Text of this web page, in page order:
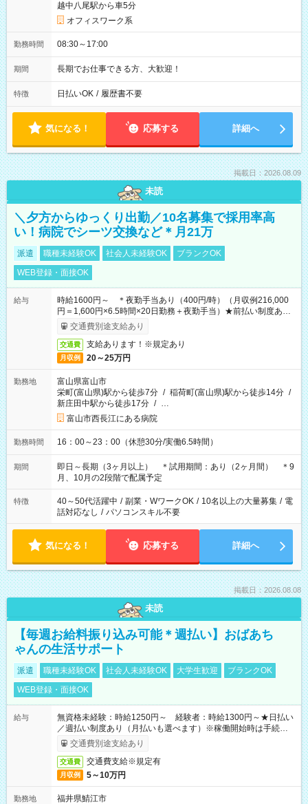
越中八尾駅から車5分
オフィスワーク系
勤務時間 08:30～17:00
期間 長期でお仕事できる方、大歓迎！
特徴 日払いOK / 履歴書不要
気になる！ 応募する 詳細へ
掲載日：2026.08.09
未読
＼夕方からゆっくり出勤／10名募集で採用率高
い！病院でシーツ交換など＊月21万
派遣 職種未経験OK 社会人未経験OK
ブランクOK
WEB登録・面接OK
給与
時給1600円～ ＊夜勤手当あり（400円/時）（月収例216,000
円＝1,600円×6.5時間×20日勤務＋夜勤手当）★前払い制度あり
（会社規定内）
交通費別途支給あり
交通費 支給あります！※規定あり
月収例 20～25万円
勤務地
富山県富山市
栄町(富山県)駅から徒歩7分 / 稲荷町(富山県)駅から徒歩14分 /
新庄田中駅から徒歩17分 / …
富山市西長江にある病院
勤務時間 16：00～23：00（休憩30分/実働6.5時間）
期間
即日～長期（3ヶ月以上） ＊試用期間：あり（2ヶ月間） ＊9
月、10月の2段階で配属予定
特徴 40～50代活躍中 / 副業・WワークOK / 10名以上の大量募集 / 電
話対応なし / パソコンスキル不要
気になる！ 応募する 詳細へ
掲載日：2026.08.08
未読
【毎週お給料振り込み可能＊週払い】おばあち
ゃんの生活サポート
派遣 職種未経験OK 社会人未経験OK 大学生歓迎
ブランクOK
WEB登録・面接OK
給与
無資格未経験：時給1250円～ 経験者：時給1300円～★日払い
／週払い制度あり（月払いも選べます）※稼働開始時は手続き完
了次第のお支払いとなります。
交通費別途支給あり
交通費 交通費支給※規定有
月収例 5～10万円
勤務地
福井県鯖江市